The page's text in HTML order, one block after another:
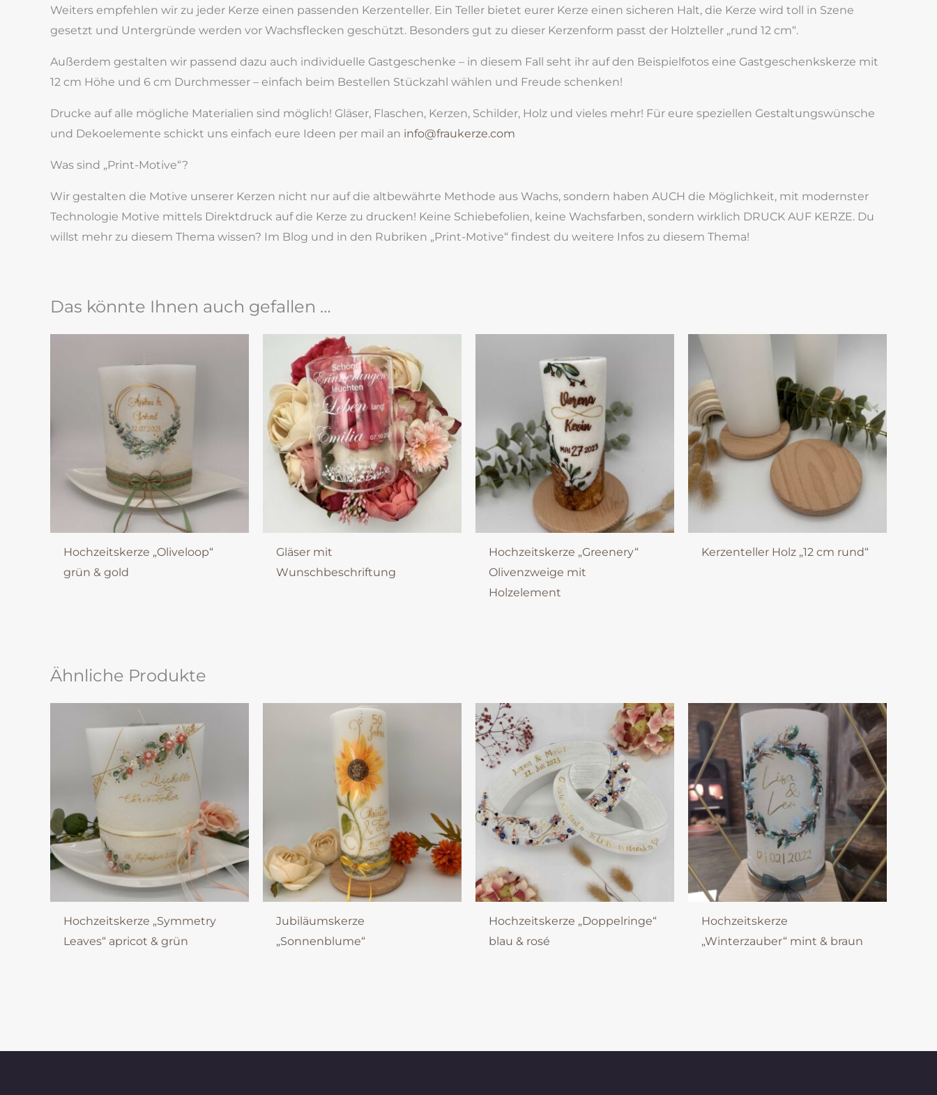
Weiters empfehlen wir zu jeder Kerze einen passenden Kerzenteller. Ein Teller bietet eurer Kerze einen sicheren Halt, die Kerze wird toll in Szene
gesetzt und Untergründe werden vor Wachsflecken geschützt. Besonders gut zu dieser Kerzenform passt der Holzteller „rund 12 cm“.
Außerdem gestalten wir passend dazu auch individuelle Gastgeschenke – in diesem Fall seht ihr auf den Beispielfotos eine Gastgeschenkskerze mit
12 cm Höhe und 6 cm Durchmesser – einfach beim Bestellen Stückzahl wählen und Freude schenken!
Drucke auf alle mögliche Materialien sind möglich! Gläser, Flaschen, Kerzen, Schilder, Holz und vieles mehr! Für eure speziellen Gestaltungswünsche
und Dekoelemente schickt uns einfach eure Ideen per mail an info@fraukerze.com
Was sind „Print-Motive“?
Wir gestalten die Motive unserer Kerzen nicht nur auf die altbewährte Methode aus Wachs, sondern haben AUCH die Möglichkeit, mit modernster
Technologie Motive mittels Direktdruck auf die Kerze zu drucken! Keine Schiebefolien, keine Wachsfarben, sondern wirklich DRUCK AUF KERZE. Du
willst mehr zu diesem Thema wissen? Im Blog und in den Rubriken „Print-Motive“ findest du weitere Infos zu diesem Thema!
Das könnte Ihnen auch gefallen …
Hochzeitskerze „Oliveloop“
grün & gold
Gläser mit
Wunschbeschriftung
Hochzeitskerze „Greenery“
Olivenzweige mit
Holzelement
Kerzenteller Holz „12 cm rund“
Ähnliche Produkte
Hochzeitskerze „Symmetry
Leaves“ apricot & grün
Jubiläumskerze
„Sonnenblume“
Hochzeitskerze „Doppelringe“
blau & rosé
Hochzeitskerze
„Winterzauber“ mint & braun